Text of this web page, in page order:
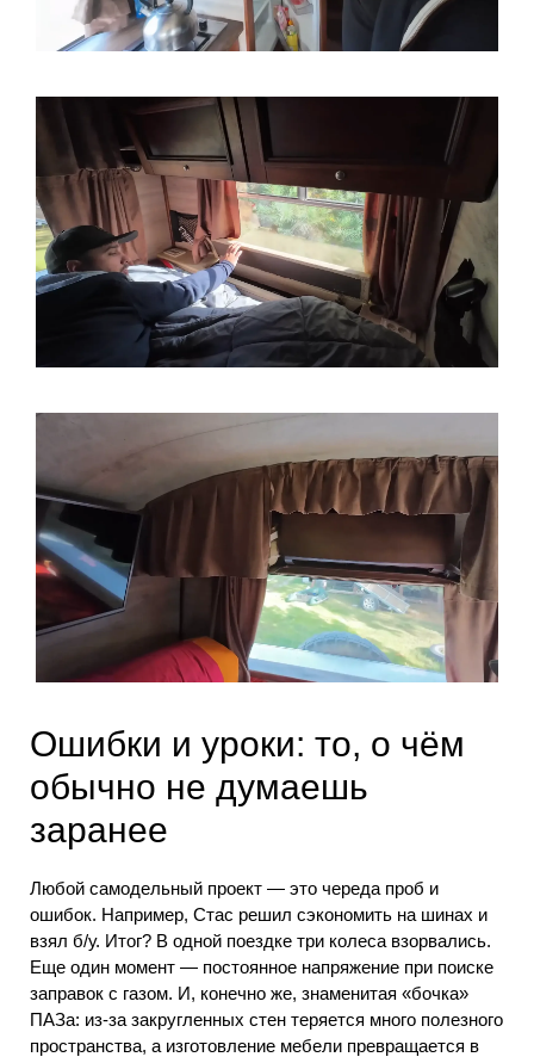
Ошибки и уроки: то, о чём
обычно не думаешь
заранее
Любой самодельный проект — это череда проб и
ошибок. Например, Стас решил сэкономить на шинах и
взял б/у. Итог? В одной поездке три колеса взорвались.
Еще один момент — постоянное напряжение при поиске
заправок с газом. И, конечно же, знаменитая «бочка»
ПАЗа: из-за закругленных стен теряется много полезного
пространства, а изготовление мебели превращается в